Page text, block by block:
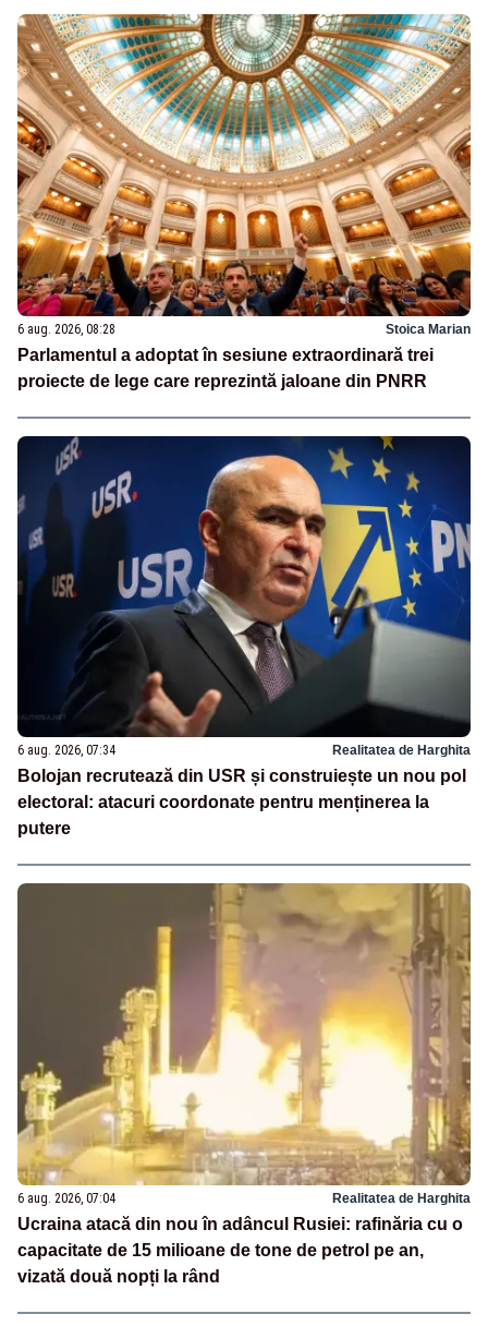
6 aug. 2026, 08:28 Stoica Marian
Parlamentul a adoptat în sesiune extraordinară trei
proiecte de lege care reprezintă jaloane din PNRR
6 aug. 2026, 07:34 Realitatea de Harghita
Bolojan recrutează din USR și construiește un nou pol
electoral: atacuri coordonate pentru menținerea la
putere
6 aug. 2026, 07:04 Realitatea de Harghita
Ucraina atacă din nou în adâncul Rusiei: rafinăria cu o
capacitate de 15 milioane de tone de petrol pe an,
vizată două nopți la rând